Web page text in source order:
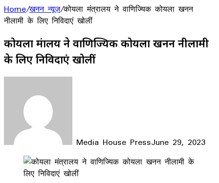
Home/खनन न्यूज़/कोयला मंत्रालय ने वाणिज्यिक कोयला खनन
नीलामी के लिए निविदाएं खोलीं
कोयला मंत्रालय ने वाणिज्यिक कोयला खनन नीलामी
के लिए निविदाएं खोलीं
Media House PressJune 29, 2023
Facebook
LinkedIn
WhatsApp
Telegram